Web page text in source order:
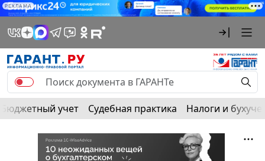
РЕКЛАМА
Бюджетный учет Судебная практика Налоги и